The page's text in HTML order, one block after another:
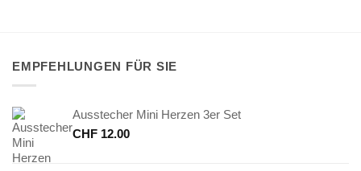
EMPFEHLUNGEN FÜR SIE
Ausstecher Mini Herzen 3er Set
CHF 12.00